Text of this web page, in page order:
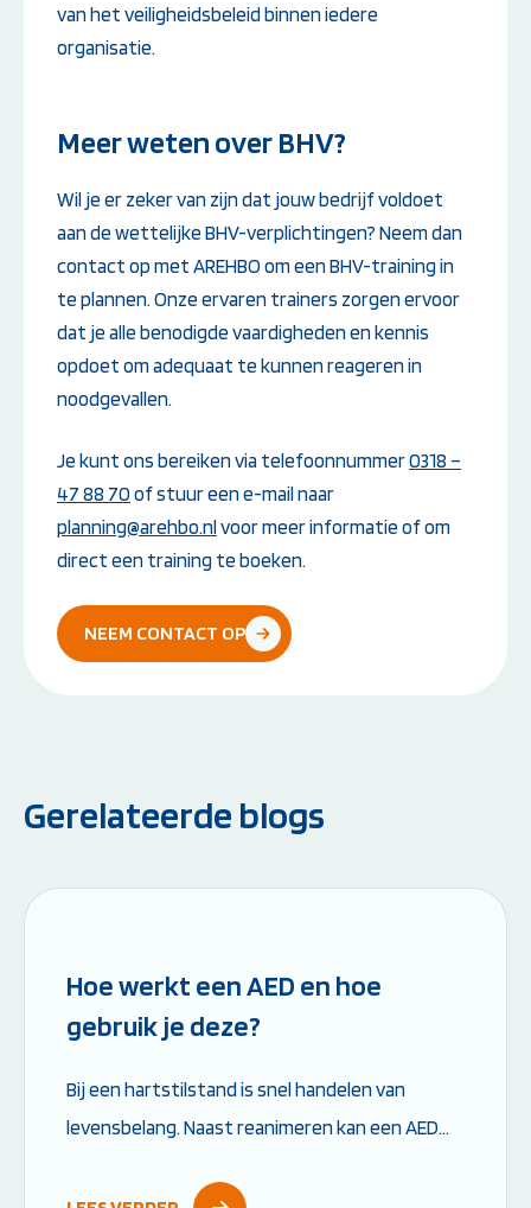
van het veiligheidsbeleid binnen iedere
organisatie.
Meer weten over BHV?
Wil je er zeker van zijn dat jouw bedrijf voldoet
aan de wettelijke BHV-verplichtingen? Neem dan
contact op met AREHBO om een BHV-training in
te plannen. Onze ervaren trainers zorgen ervoor
dat je alle benodigde vaardigheden en kennis
opdoet om adequaat te kunnen reageren in
noodgevallen.
Je kunt ons bereiken via telefoonnummer0318 –
47 88 70 of stuur een e-mail naar
planning@arehbo.nlvoor meer informatie of om
direct een training te boeken.
NEEM CONTACT OP
Gerelateerde blogs
Hoe werkt een AED en hoe
gebruik je deze?
Bij een hartstilstand is snel handelen van
levensbelang. Naast reanimeren kan een AED
hoe werkt een AED precies en wat moet je...